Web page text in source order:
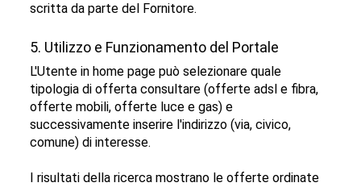
scritta da parte del Fornitore.
5. Utilizzo e Funzionamento del Portale
L'Utente in home page può selezionare quale
tipologia di offerta consultare (offerte adsl e fibra,
offerte mobili, offerte luce e gas) e
successivamente inserire l'indirizzo (via, civico,
comune) di interesse.
I risultati della ricerca mostrano le offerte ordinate